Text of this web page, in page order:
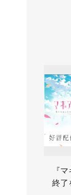
『
終了